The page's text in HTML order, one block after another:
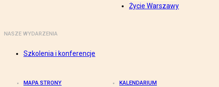
Życie Warszawy
NASZE WYDARZENIA
Szkolenia i konferencje
MAPA STRONY KALENDARIUM